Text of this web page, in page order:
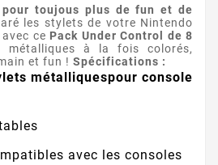
toujous plus de fun et de
les stylets de votre Nintendo
ce Pack Under Control de 8
métalliques à la fois colorés,
et fun ! Spécifications :
métalliquespour console
avec les consoles